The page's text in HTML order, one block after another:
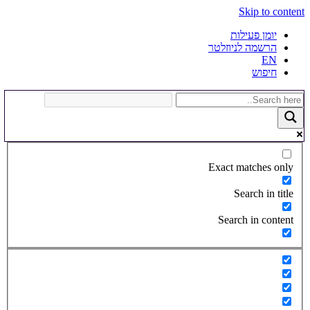
Skip to content
יומן פעילות
הרשמה לניוזלטר
EN
חיפוש
Exact matches only
Search in title
Search in content